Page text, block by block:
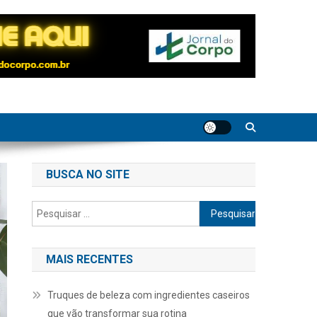
BUSCA NO SITE
Pesquisar
por:
MAIS RECENTES
Truques de beleza com ingredientes caseiros
que vão transformar sua rotina